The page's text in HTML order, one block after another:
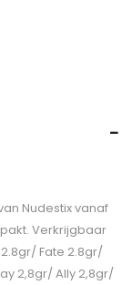
Nudestix vanaf
Verkrijgbaar
Fate 2.8gr/
2,8gr/ Ally 2,8gr/